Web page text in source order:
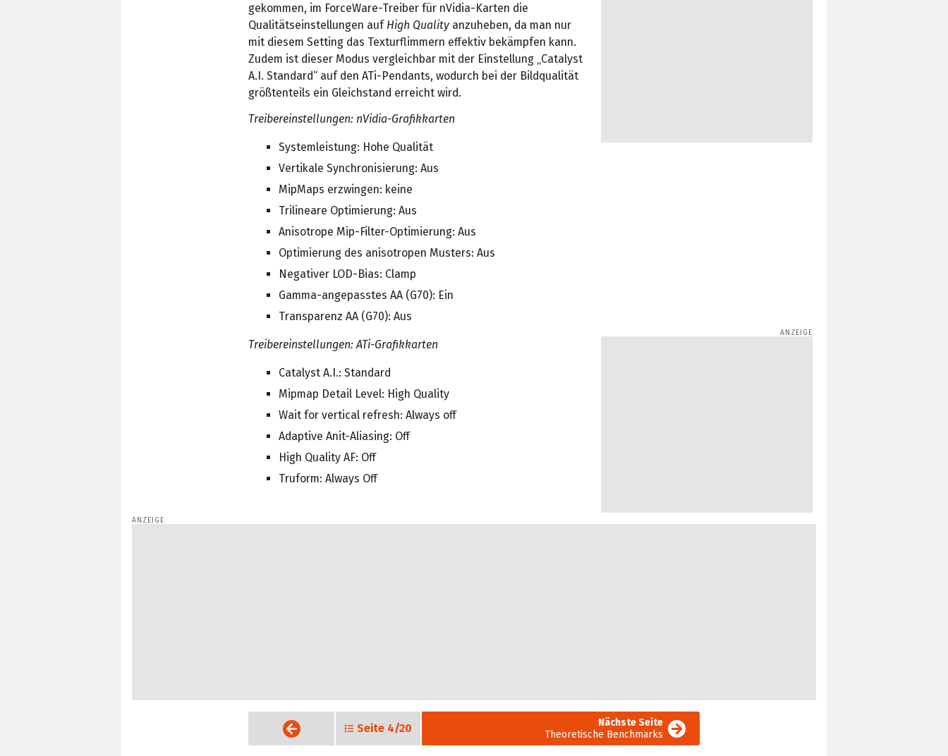
gekommen, im ForceWare-Treiber für nVidia-Karten die
Qualitätseinstellungen auf High Quality anzuheben, da man nur
mit diesem Setting das Texturflimmern effektiv bekämpfen kann.
Zudem ist dieser Modus vergleichbar mit der Einstellung „Catalyst
A.I. Standard“ auf den ATi-Pendants, wodurch bei der Bildqualität
größtenteils ein Gleichstand erreicht wird.
Treibereinstellungen: nVidia-Grafikkarten
Systemleistung: Hohe Qualität
Vertikale Synchronisierung: Aus
MipMaps erzwingen: keine
Trilineare Optimierung: Aus
Anisotrope Mip-Filter-Optimierung: Aus
Optimierung des anisotropen Musters: Aus
Negativer LOD-Bias: Clamp
Gamma-angepasstes AA (G70): Ein
Transparenz AA (G70): Aus
Treibereinstellungen: ATi-Grafikkarten
Catalyst A.I.: Standard
Mipmap Detail Level: High Quality
Wait for vertical refresh: Always off
Adaptive Anit-Aliasing: Off
High Quality AF: Off
Truform: Always Off
Vorige Seite Seite 4/20
Nächste Seite
Theoretische Benchmarks